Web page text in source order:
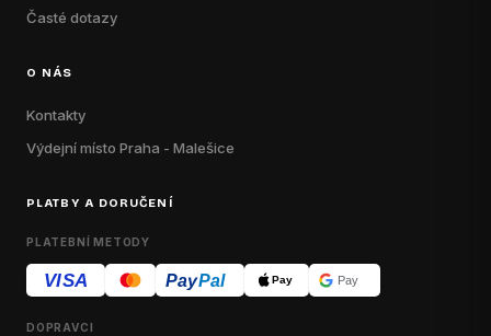
Časté dotazy
O NÁS
Kontakty
Výdejní místo Praha - Malešice
PLATBY A DORUČENÍ
PLATEBNÍ METODY
VISA PayPal Pay Pay
DOPRAVCI